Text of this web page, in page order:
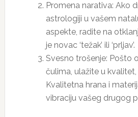
Promena narativa: Ako
astrologiji u vašem
aspekte, radite na
je novac ‘težak’ ili ‘prljav’.
Svesno trošenje: Pošto
čulima, ulažite u
Kvalitetna hrana i
vibraciju vašeg drugog